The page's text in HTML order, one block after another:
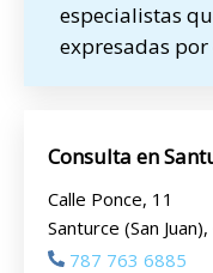
especialistas
expresadas
Consulta en
Calle Ponce, 11
Santurce (San
787 763 6885